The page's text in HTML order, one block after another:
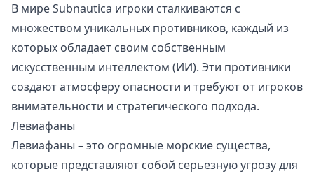
В мире Subnautica игроки сталкиваются с
множеством уникальных противников, каждый из
которых обладает своим собственным
искусственным интеллектом (ИИ). Эти противники
создают атмосферу опасности и требуют от игроков
внимательности и стратегического подхода.
Левиафаны
Левиафаны – это огромные морские существа,
которые представляют собой серьезную угрозу для